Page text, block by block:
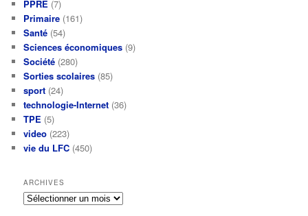
PPRE (7)
Primaire (161)
Santé (54)
Sciences économiques (9)
Société (280)
Sorties scolaires (85)
sport (24)
technologie-Internet (36)
TPE (5)
video (223)
vie du LFC (450)
ARCHIVES
Archives